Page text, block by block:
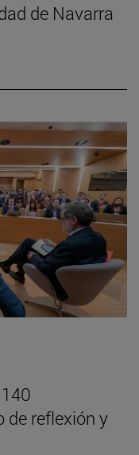
de Navarra
de reflexión y